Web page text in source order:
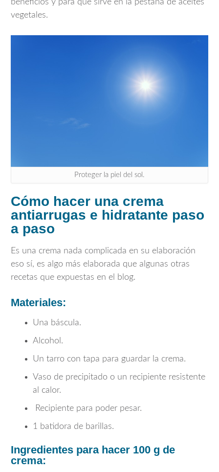
vegetales.
Proteger la piel del sol.
Cómo hacer una crema
antiarrugas e hidratante paso
a paso
Es una crema nada complicada en su elaboración
eso sí, es algo más elaborada que algunas otras
recetas que expuestas en el blog.
Materiales:
Una báscula.
Alcohol.
Un tarro con tapa para guardar la crema.
Vaso de precipitado o un recipiente resistente
al calor.
Recipiente para poder pesar.
1 batidora de barillas.
Ingredientes para hacer 100 g de
crema: